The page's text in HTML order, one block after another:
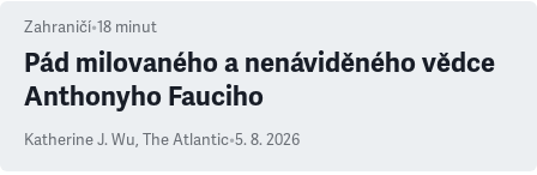
Zahraničí•18 minut
Pád milovaného a nenáviděného vědce
Anthonyho Fauciho
Katherine J. Wu, The Atlantic•5. 8. 2026